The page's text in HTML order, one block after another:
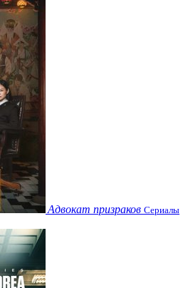
Адвокат призраков Сериалы